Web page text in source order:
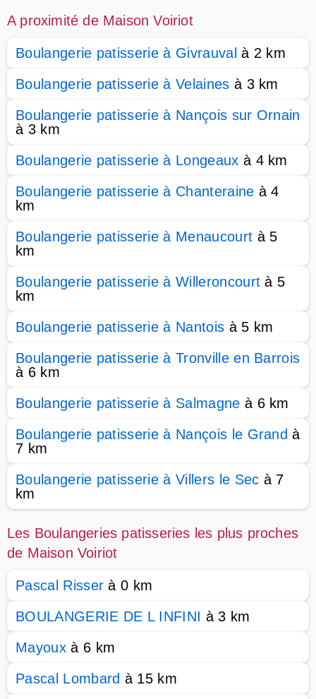
A proximité de Maison Voiriot
Boulangerie patisserie à Givrauval à 2 km
Boulangerie patisserie à Velaines à 3 km
Boulangerie patisserie à Nançois sur Ornain
à 3 km
Boulangerie patisserie à Longeaux à 4 km
Boulangerie patisserie à Chanteraine à 4
km
Boulangerie patisserie à Menaucourt à 5
km
Boulangerie patisserie à Willeroncourt à 5
km
Boulangerie patisserie à Nantois à 5 km
Boulangerie patisserie à Tronville en Barrois
à 6 km
Boulangerie patisserie à Salmagne à 6 km
Boulangerie patisserie à Nançois le Grand à
7 km
Boulangerie patisserie à Villers le Sec à 7
km
Les Boulangeries patisseries les plus proches
de Maison Voiriot
Pascal Risser à 0 km
BOULANGERIE DE L INFINI à 3 km
Mayouxà 6 km
Pascal Lombard à 15 km